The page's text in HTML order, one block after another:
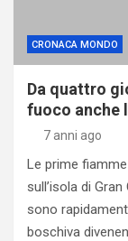
CRONACA MONDO
Da quattro
fuoco anche
7 anni ago
Le prime
sull’isola di
sono
boschiva